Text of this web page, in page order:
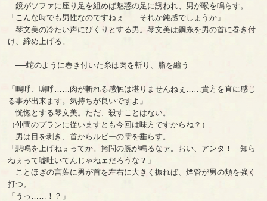
鏡がソファに座り足を組めば魅惑の足に誘われ、男が喉を鳴らす。
「こんな時でも男性なのですねぇ……それか鈍感でしょうか」
琴文美の冷たい声にびくりとする男。琴文美は鋼糸を男の首に巻き付
け、締め上げる。
──蛇のように巻き付いた糸は肉を斬り、脂を纏う
「嗚呼、嗚呼……肉が斬れる感触は堪りませんねぇ……貴方を直に感じ
る事が出来ます。気持ちが良いですよ」
恍惚とする琴文美。ただ、殺すことはない。
（仲間のプランに従いますとも今回は味方ですからね？）
男は目を剥き、首からルビーの雫を垂らす。
「悲鳴を上げねぇってか。拷問の腕が鳴るなァ。おい、アンタ！ 知ら
ねぇって嘘吐いてんじゃねェだろうな？」
ことほぎの言葉に男が首を左右に大きく振れば、煙管が男の頬を強く
打つ。
「うっ……！？」